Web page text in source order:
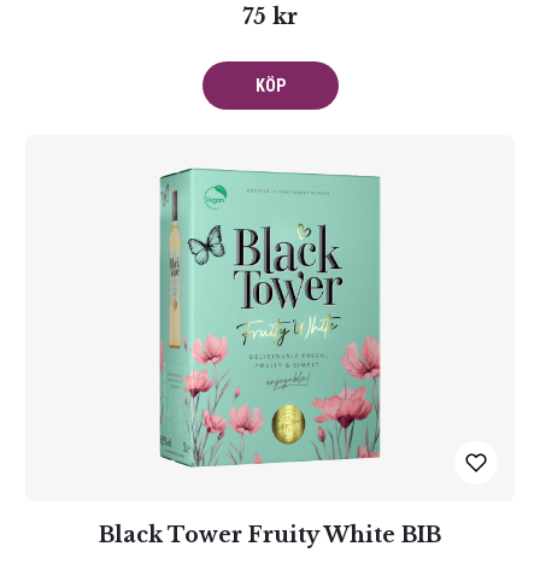
75 kr
KÖP
Black Tower Fruity White BIB